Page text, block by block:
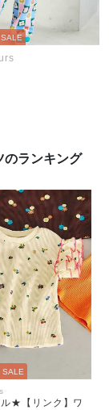
のランキング
SALE
★【リンク】ワ